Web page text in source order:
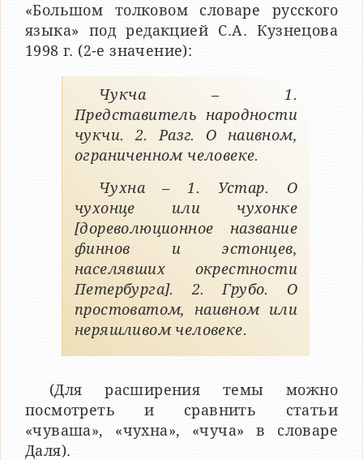
«Большом толковом словаре русского
языка» под редакцией С.А. Кузнецова
1998 г. (2-е значение):
Чукча – 1.
Представитель народности
чукчи. 2. Разг. О наивном,
ограниченном человеке.
Чухна – 1. Устар. О
чухонце или чухонке
[дореволюционное название
финнов и эстонцев,
населявших окрестности
Петербурга]. 2. Грубо. О
простоватом, наивном или
неряшливом человеке.
(Для расширения темы можно
посмотреть и сравнить статьи
«чуваша», «чухна», «чуча» в словаре
Даля).